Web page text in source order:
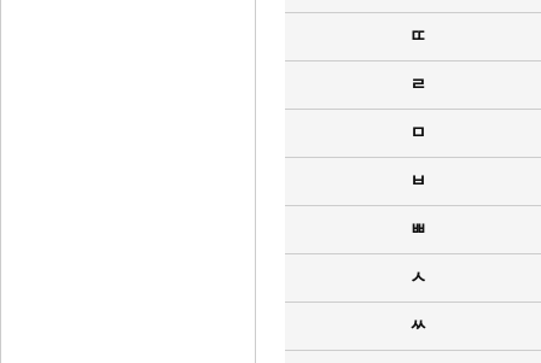
ㄸ
ㄹ
ㅁ
ㅂ
ㅃ
ㅅ
ㅆ